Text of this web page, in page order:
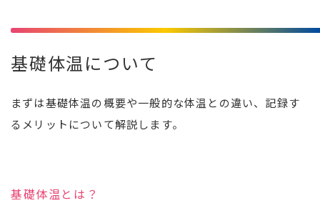
基礎体温について
まずは基礎体温の概要や一般的な体温との違い、記録す
るメリットについて解説します。
基礎体温とは？